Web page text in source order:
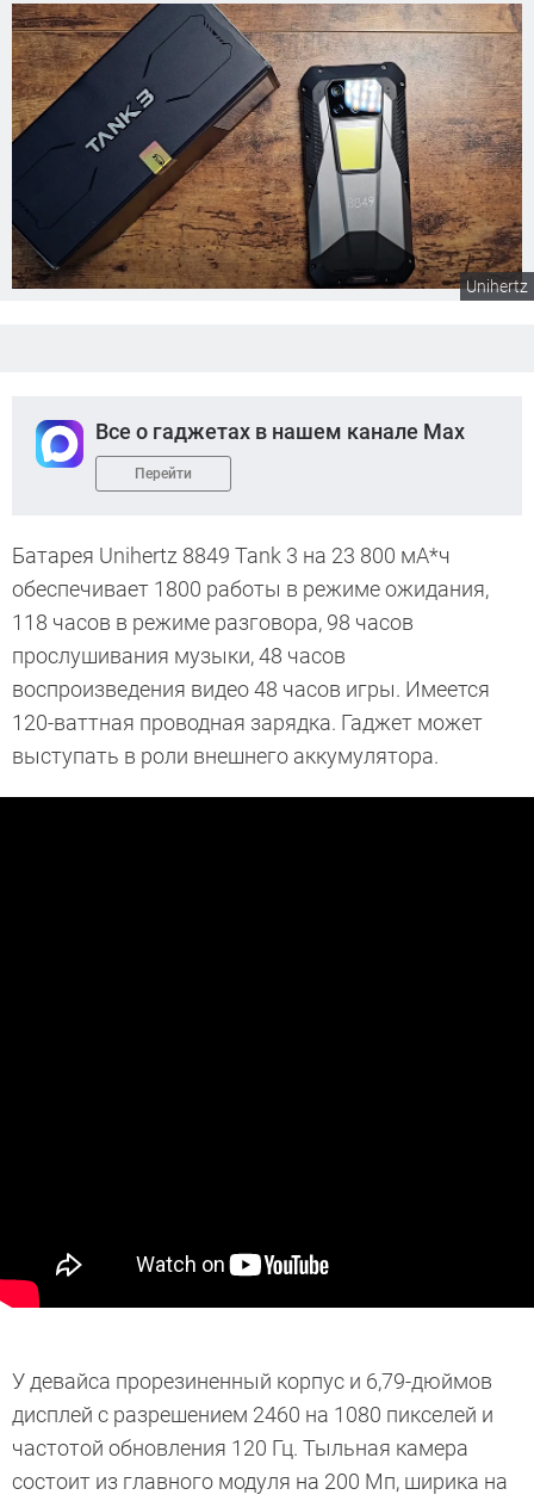
Unihertz
Все о гаджетах в нашем канале Max
Перейти
Батарея Unihertz 8849 Tank 3 на 23 800 мА*ч
обеспечивает 1800 работы в режиме ожидания,
118 часов в режиме разговора, 98 часов
прослушивания музыки, 48 часов
воспроизведения видео 48 часов игры. Имеется
120-ваттная проводная зарядка. Гаджет может
выступать в роли внешнего аккумулятора.
У девайса прорезиненный корпус и 6,79-дюймов
дисплей с разрешением 2460 на 1080 пикселей и
частотой обновления 120 Гц. Тыльная камера
состоит из главного модуля на 200 Мп, ширика на